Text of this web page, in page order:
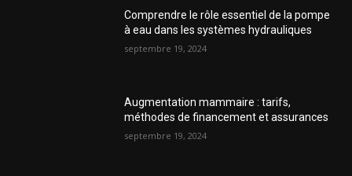
Comprendre le rôle essentiel de la pompe
à eau dans les systèmes hydrauliques
septembre 19, 2024
Augmentation mammaire : tarifs,
méthodes de financement et assurances
septembre 19, 2024